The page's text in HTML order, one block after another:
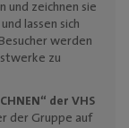
und zeichnen sie
lassen sich
werden
zu
der VHS
der Gruppe auf